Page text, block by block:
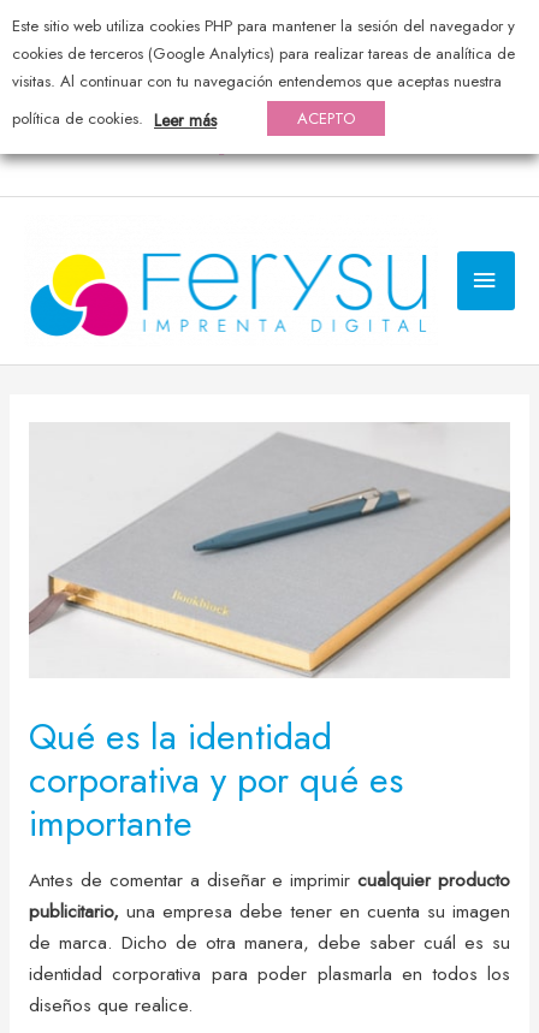
976 44 20 25 — pedidos@ferysu.com
Qué es la identidad
corporativa y por qué es
importante
Antes de comentar a diseñar e imprimircualquier producto
publicitario, una empresa debe tener en cuenta su imagen
de marca. Dicho de otra manera, debe saber cuál es su
identidad corporativa para poder plasmarla en todos los
diseños que realice.
Este sitio web utiliza cookies PHP para mantener la sesión del navegador y
cookies de terceros (Google Analytics) para realizar tareas de analítica de
visitas. Al continuar con tu navegación entendemos que aceptas nuestra
política de cookies. Leer más ACEPTO